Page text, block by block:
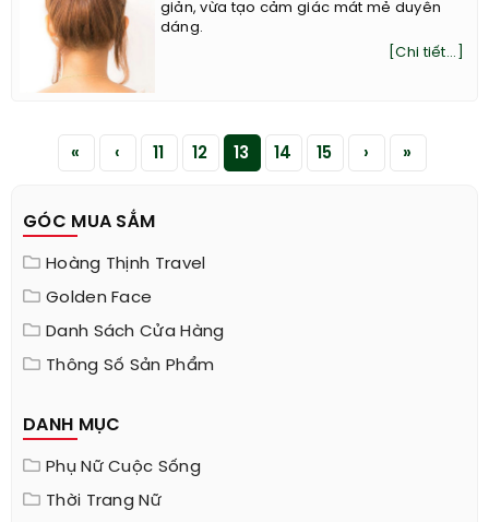
giản, vừa tạo cảm giác mát mẻ duyên
dáng.
[Chi tiết...]
« ‹ 11 12 13 14 15 › »
GÓC MUA SẮM
Hoàng Thịnh Travel
Golden Face
Danh Sách Cửa Hàng
Thông Số Sản Phẩm
DANH MỤC
Phụ Nữ Cuộc Sống
Thời Trang Nữ